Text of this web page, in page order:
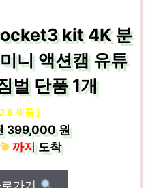
kit 4K 분
니 액션캠 유튜
벌 단품 1개
제품 ]
399,000 원
까지도착
가기